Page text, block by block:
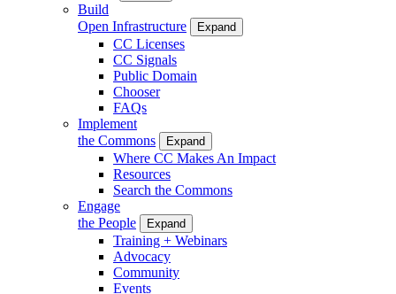
Build
Open Infrastructure
Expand
CC Licenses
CC Signals
Public Domain
Chooser
FAQs
Implement
the Commons
Expand
Where CC Makes An Impact
Resources
Search the Commons
Engage
the People
Expand
Training + Webinars
Advocacy
Community
Events